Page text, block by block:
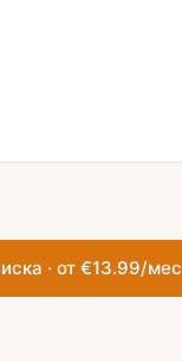
· от €13.99/мес